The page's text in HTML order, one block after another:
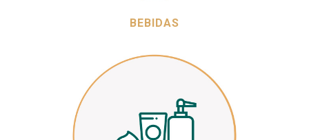
BEBIDAS